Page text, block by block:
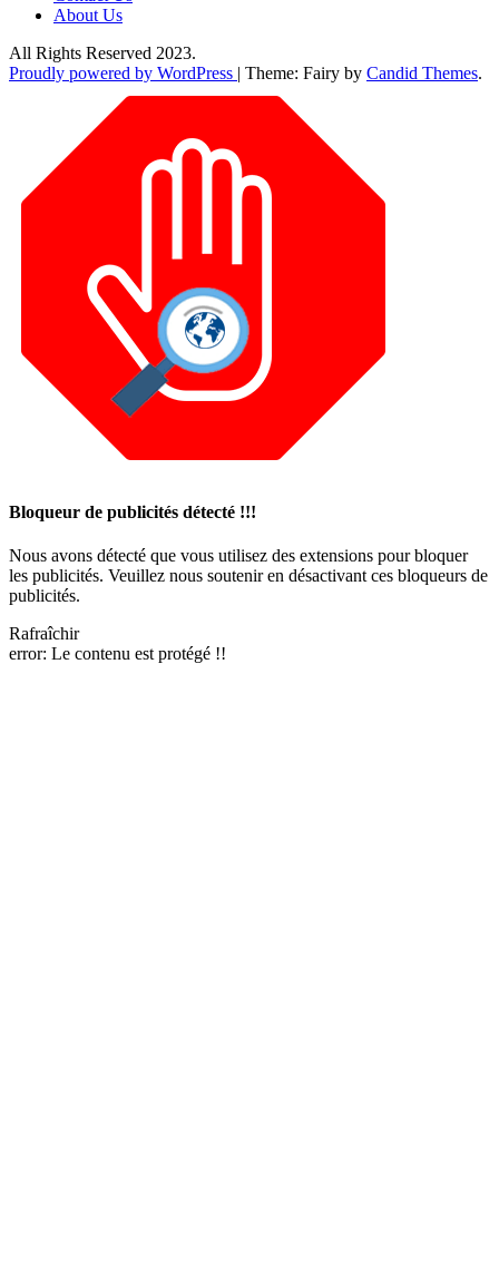
About Us
All Rights Reserved 2023.
Proudly powered by WordPress | Theme: Fairy by Candid Themes.
Bloqueur de publicités détecté !!!
Nous avons détecté que vous utilisez des extensions pour bloquer
les publicités. Veuillez nous soutenir en désactivant ces bloqueurs de
publicités.
Rafraîchir
error: Le contenu est protégé !!